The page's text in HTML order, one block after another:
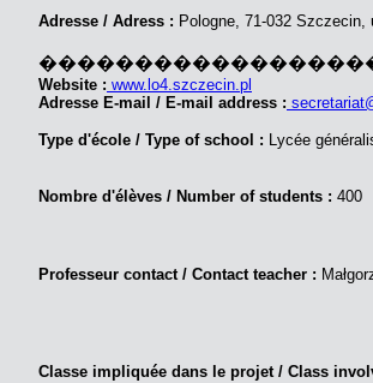
Adresse / Adress : Pologne, 71-032 Szczecin,
Website : www.lo4.szczecin.pl
Adresse E-mail / E-mail address :
Type d'école / Type of school : Lycée
Nombre d'élèves / Number of students : 400
Professeur contact / Contact teacher :
Classe impliquée dans le projet / Class